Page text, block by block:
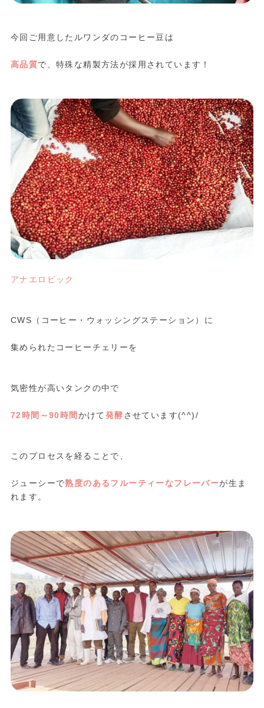
今回ご用意したルワンダのコーヒー豆は
高品質で、特殊な精製方法が採用されています！
アナエロビック
CWS（コーヒー・ウォッシングステーション）に
集められたコーヒーチェリーを
気密性が高いタンクの中で
72時間～90時間 かけて 発酵 させています(^^)/
このプロセスを経ることで、
ジューシーで熟度のあるフルーティーなフレーバーが生ま
れます。